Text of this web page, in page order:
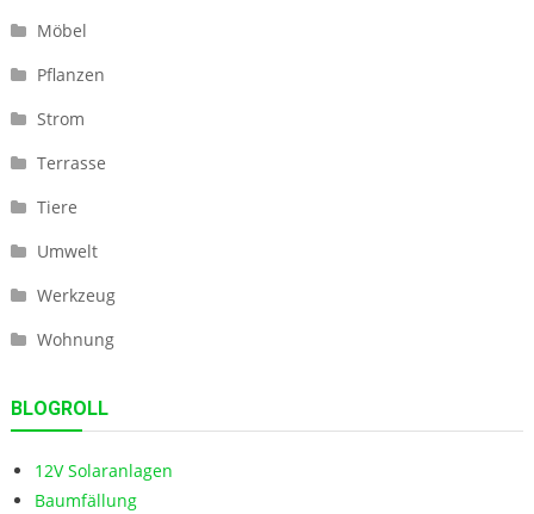
Möbel
Pflanzen
Strom
Terrasse
Tiere
Umwelt
Werkzeug
Wohnung
BLOGROLL
12V Solaranlagen
Baumfällung